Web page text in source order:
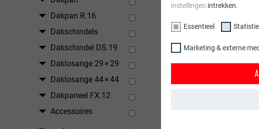
Dakpan R.16
Dakschindels
Dakschindel DS.19
Daklosange 29 × 29
Daklosange 44 × 44
Dakpaneel FX.12
Accessoires
TERUG
instellingen intrekken.
Essentieel
Marketing & externe